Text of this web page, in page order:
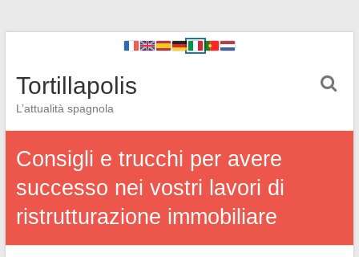
Tortillapolis
L’attualità spagnola
Consigli e trucchi per avere
successo nei vostri lavori di
ristrutturazione immobiliare